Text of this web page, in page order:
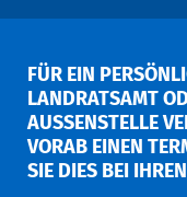
FÜR EIN
LANDRATSAMT
AUSSENSTELLE
ORAB EINEN
IE DIES BEI